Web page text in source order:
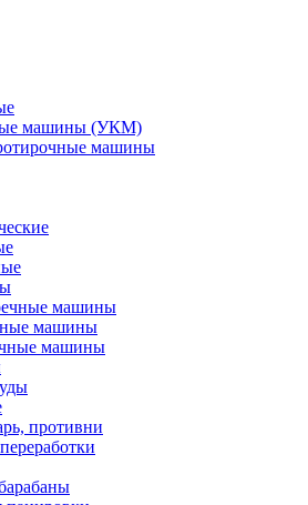
машины (УКМ)
машины
машины
машины
машины
противни